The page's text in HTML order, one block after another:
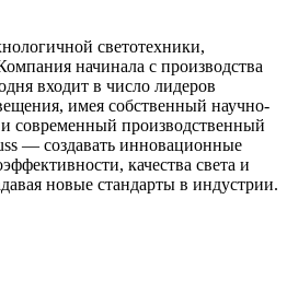
светотехники,
начинала с производства
входит в число лидеров
имея собственный научно-
и современный производственный
— создавать инновационные
качества света и
новые стандарты в индустрии.